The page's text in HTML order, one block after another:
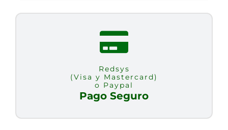
Redsys
(Visa y Mastercard)
o Paypal
Pago Seguro